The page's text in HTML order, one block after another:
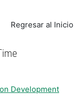
Regresar al Inicio
Development